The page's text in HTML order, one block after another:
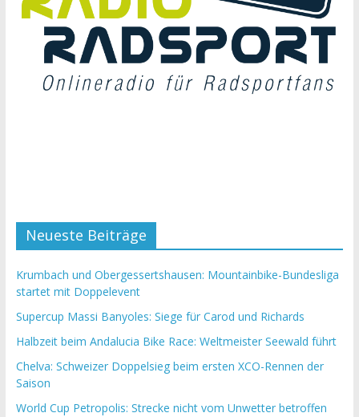
Neueste Beiträge
Krumbach und Obergessertshausen: Mountainbike-Bundesliga
startet mit Doppelevent
Supercup Massi Banyoles: Siege für Carod und Richards
Halbzeit beim Andalucia Bike Race: Weltmeister Seewald führt
Chelva: Schweizer Doppelsieg beim ersten XCO-Rennen der
Saison
World Cup Petropolis: Strecke nicht vom Unwetter betroffen